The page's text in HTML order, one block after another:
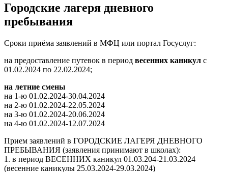
Городские лагеря дневного
пребывания
Сроки приёма заявлений в МФЦ или портал Госуслуг:
на предоставление путевок в период весенних каникул с
01.02.2024 по 22.02.2024;
на летние смены
на 1-ю 01.02.2024-30.04.2024
на 2-ю 01.02.2024-22.05.2024
на 3-ю 01.02.2024-20.06.2024
на 4-ю 01.02.2024-12.07.2024
Прием заявлений в ГОРОДСКИЕ ЛАГЕРЯ ДНЕВНОГО
ПРЕБЫВАНИЯ (заявления принимают в школах):
1. в период ВЕСЕННИХ каникул 01.03.204-21.03.2024
(весенние каникулы 25.03.2024-29.03.2024)